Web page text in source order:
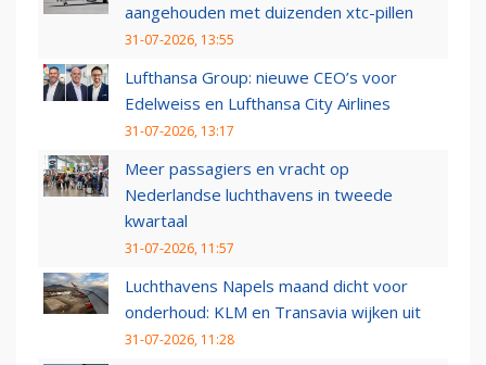
aangehouden met duizenden xtc-pillen
31-07-2026, 13:55
Lufthansa Group: nieuwe CEO’s voor
Edelweiss en Lufthansa City Airlines
31-07-2026, 13:17
Meer passagiers en vracht op
Nederlandse luchthavens in tweede
kwartaal
31-07-2026, 11:57
Luchthavens Napels maand dicht voor
onderhoud: KLM en Transavia wijken uit
31-07-2026, 11:28